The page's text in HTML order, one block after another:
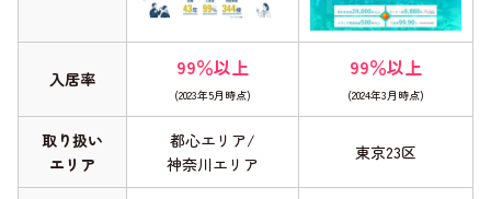
入居率 99％以上
(2023年5月時点)
99％以上
(2024年3月時点)
取り扱い
エリア
都心エリア/
神奈川エリア
東京23区